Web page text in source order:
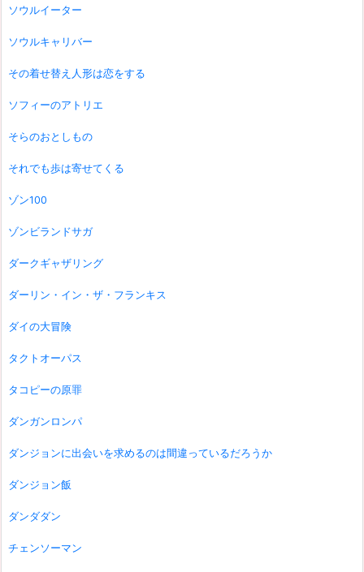
ソウルイーター
ソウルキャリバー
その着せ替え人形は恋をする
ソフィーのアトリエ
そらのおとしもの
それでも歩は寄せてくる
ゾン100
ゾンビランドサガ
ダークギャザリング
ダーリン・イン・ザ・フランキス
ダイの大冒険
タクトオーパス
タコピーの原罪
ダンガンロンパ
ダンジョンに出会いを求めるのは間違っているだろうか
ダンジョン飯
ダンダダン
チェンソーマン